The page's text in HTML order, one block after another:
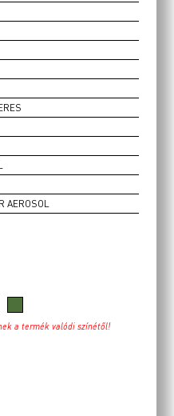
AEROSOL
a termék valódi színétől!